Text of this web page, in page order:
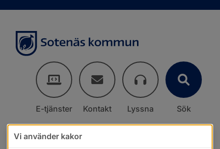
E-tjänster Kontakt Lyssna Sök
Vi använder kakor